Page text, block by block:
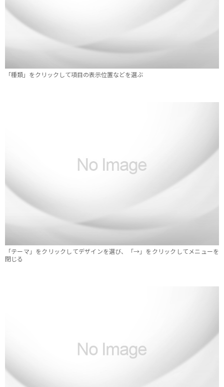
「種類」をクリックして項目の表示位置などを選ぶ
「テーマ」をクリックしてデザインを選び、「→」をクリックしてメニューを
閉じる